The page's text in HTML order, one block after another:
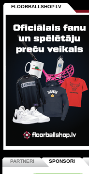
FLOORBALLSHOP.LV
PARTNERI SPONSORI